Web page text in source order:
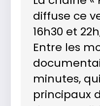
diffuse ce
16h30 et
Entre les
minutes,
principaux